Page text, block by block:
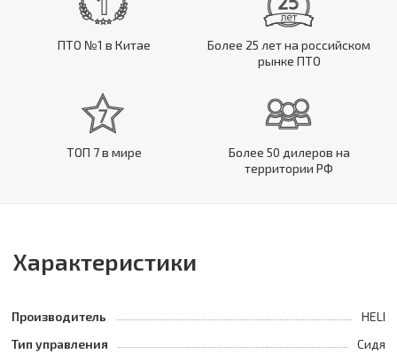
ПТО №1 в Китае
Более 25 лет на российском
рынке ПТО
ТОП 7 в мире
Более 50 дилеров на
территории РФ
Характеристики
Производитель
HELI
Тип управления
Сидя